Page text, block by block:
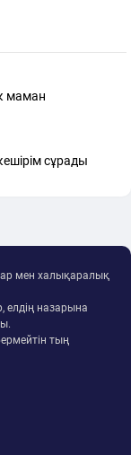
маман
сұрады
мен халықаралық
назарына
тың